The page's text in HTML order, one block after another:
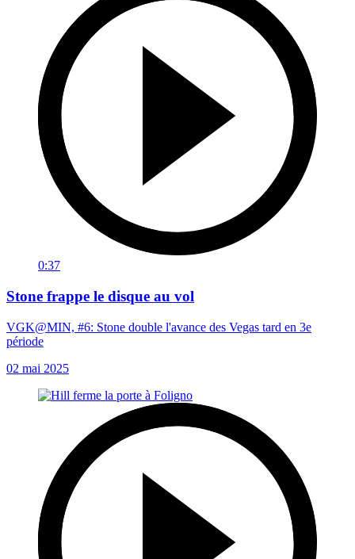
0:37
Stone frappe le disque au vol
VGK@MIN, #6: Stone double l'avance des Vegas tard en 3e
période
02 mai 2025